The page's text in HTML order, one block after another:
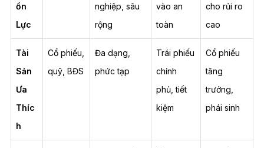
ồn
Lực
nghiệp, sâu
rộng
vào an
toàn
cho rủi ro
cao
Tài
Sản
Ưa
Thíc
h
Cổ phiếu,
quỹ, BĐS
Đa dạng,
phức tạp
Trái phiếu
chính
phủ, tiết
kiệm
Cổ phiếu
tăng
trưởng,
phái sinh